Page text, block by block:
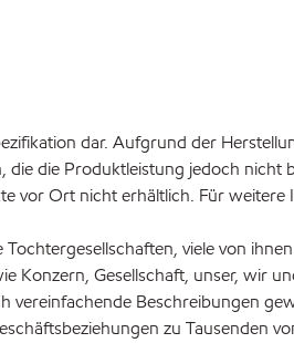
dar. Aufgrund der
die Produktleistung jedoch nicht
vor Ort nicht erhältlich. Für weitere
viele von
Konzern, Gesellschaft, unser, wir
vereinfachende Beschreibungen
zu Tausenden